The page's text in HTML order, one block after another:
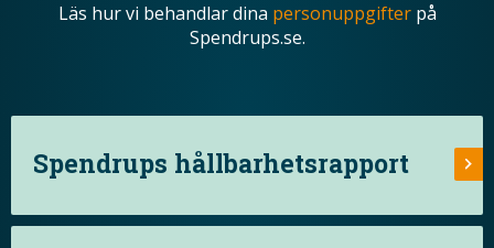
Läs hur vi behandlar dina personuppgifterpå
Spendrups.se.
Spendrups hållbarhetsrapport